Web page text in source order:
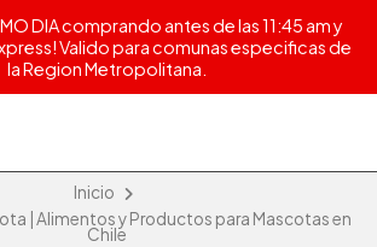
DIA comprando antes de las 11:45 am y
Valido para comunas especificas de
la Region Metropolitana.
Inicio
| Alimentos y Productos para Mascotas en
Chile